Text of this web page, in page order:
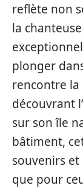
reflète non
la
plonger
rencontre
découvrant
sur son île
bâtiment,
souvenirs
que pour